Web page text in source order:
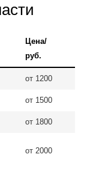
Цена/
руб.
от 1200
от 1500
от 1800
от 2000